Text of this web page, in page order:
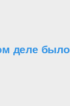
деле было